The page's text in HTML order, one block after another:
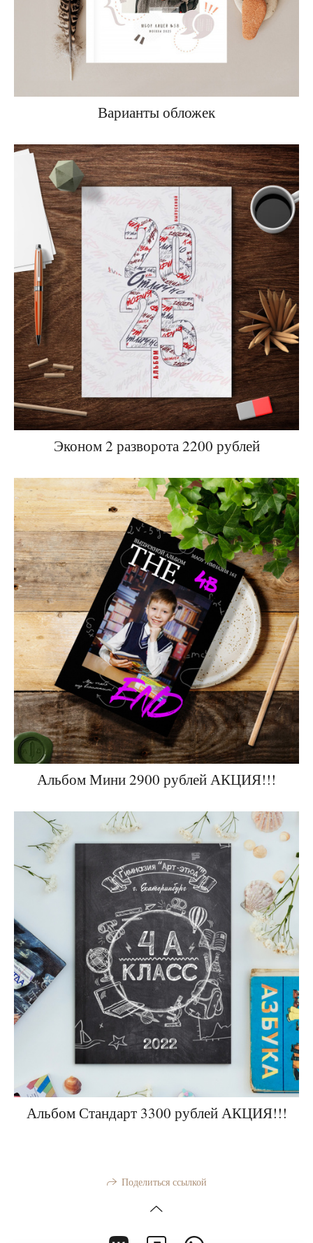
Варианты обложек
Эконом 2 разворота 2200 рублей
Альбом Мини 2900 рублей АКЦИЯ!!!
Альбом Стандарт 3300 рублей АКЦИЯ!!!
Поделиться ссылкой